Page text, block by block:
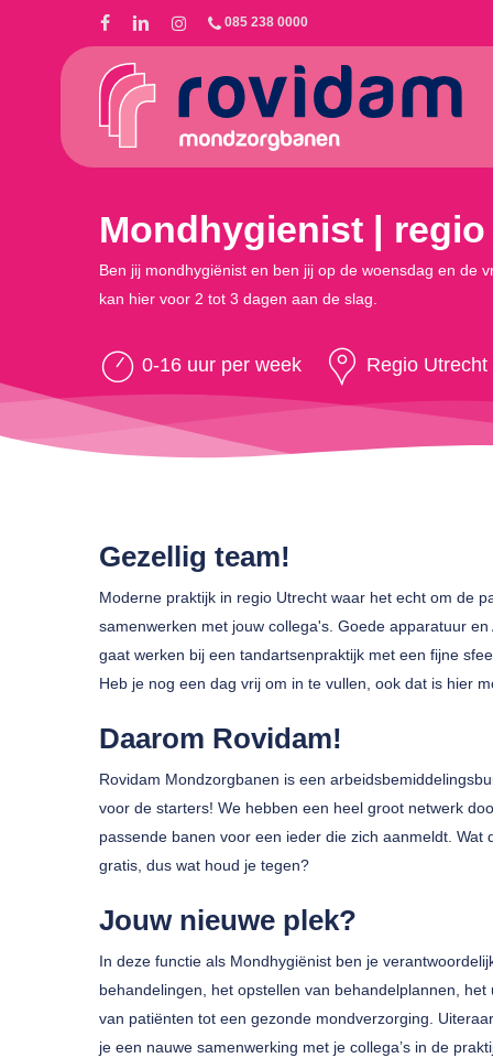
085 238 0000
Druk op enter om te zoeken of ESC om te sluiten
Mondhygienist |
Ben jij mondhygiënist en ben jij op de woensdag en de
kan hier voor 2 tot 3 dagen aan de slag.
0-16 uur per week Regio Utrecht
Gezellig team!
Moderne praktijk in regio Utrecht waar het echt om de
samenwerken met jouw collega's. Goede apparatuur
gaat werken bij een tandartsenpraktijk met een fijne
Heb je nog een dag vrij om in te vullen, ook dat is hier
Daarom Rovidam!
Rovidam Mondzorgbanen is een
voor de starters! We hebben een heel groot netwerk
passende banen voor een ieder die zich aanmeldt.
gratis, dus wat houd je tegen?
Jouw nieuwe plek?
In deze functie als Mondhygiënist ben je
behandelingen, het opstellen van behandelplannen,
van patiënten tot een gezonde mondverzorging.
je een nauwe samenwerking met je collega’s in de